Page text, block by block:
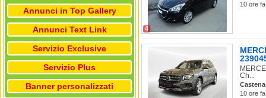
Annunci in Top Gallery
Annunci Text Link
Servizio Exclusive
Servizio Plus
Banner personalizzati
4
10 ore
Ch...
10 ore